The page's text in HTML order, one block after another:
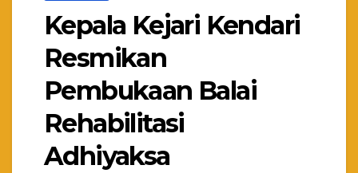
Kepala Kejari Kendari
Resmikan
Pembukaan Balai
Rehabilitasi
Adhiyaksa